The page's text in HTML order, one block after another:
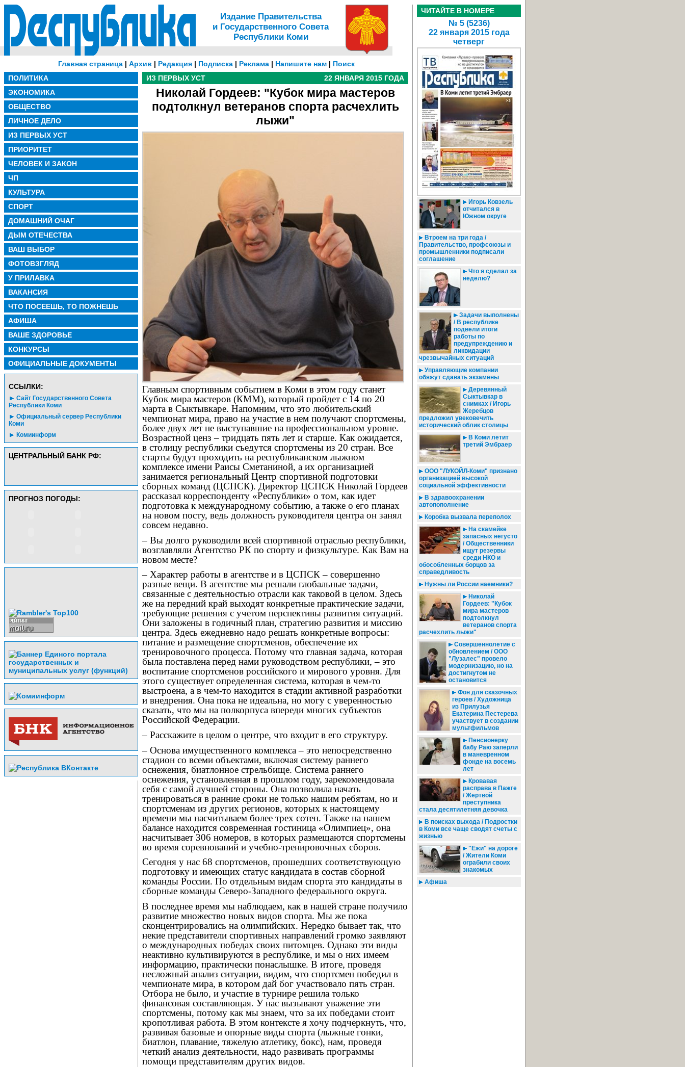
Издание Правительства
и Государственного Совета
Республики Коми
Главная страница| Архив | Редакция| Подписка| Реклама| Напишите нам| Поиск
ПОЛИТИКА
ЭКОНОМИКА
ОБЩЕСТВО
ЛИЧНОЕ ДЕЛО
ИЗ ПЕРВЫХ УСТ
ПРИОРИТЕТ
ЧЕЛОВЕК И ЗАКОН
ЧП
КУЛЬТУРА
СПОРТ
ДОМАШНИЙ ОЧАГ
ДЫМ ОТЕЧЕСТВА
ВАШ ВЫБОР
ФОТОВЗГЛЯД
У ПРИЛАВКА
ВАКАНСИЯ
ЧТО ПОСЕЕШЬ, ТО ПОЖНЕШЬ
АФИША
ВАШЕ ЗДОРОВЬЕ
КОНКУРСЫ
ОФИЦИАЛЬНЫЕ ДОКУМЕНТЫ
CСЫЛКИ:
Сайт Государственного Совета
Республики Коми
Официальный сервер Республики
Коми
Комиинформ
ЦЕНТРАЛЬНЫЙ БАНК РФ:
ПРОГНОЗ ПОГОДЫ:
ИЗ ПЕРВЫХ УСТ 22 ЯНВАРЯ 2015 ГОДА
Николай Гордеев: "Кубок мира мастеров
подтолкнул ветеранов спорта расчехлить
лыжи"
Главным спортивным событием в Коми в этом году станет
Кубок мира мастеров (КММ), который пройдет с 14 по 20
марта в Сыктывкаре. Напомним, что это любительский
чемпионат мира, право на участие в нем получают спортсмены,
более двух лет не выступавшие на профессиональном уровне.
Возрастной ценз – тридцать пять лет и старше. Как ожидается,
в столицу республики съедутся спортсмены из 20 стран. Все
старты будут проходить на республиканском лыжном
комплексе имени Раисы Сметаниной, а их организацией
занимается региональный Центр спортивной подготовки
сборных команд (ЦСПСК). Директор ЦСПСК Николай Гордеев
рассказал корреспонденту «Республики» о том, как идет
подготовка к международному событию, а также о его планах
на новом посту, ведь должность руководителя центра он занял
совсем недавно.
– Вы долго руководили всей спортивной отраслью республики,
возглавляли Агентство РК по спорту и физкультуре. Как Вам на
новом месте?
– Характер работы в агентстве и в ЦСПСК – совершенно
разные вещи. В агентстве мы решали глобальные задачи,
связанные с деятельностью отрасли как таковой в целом. Здесь
же на передний край выходят конкретные практические задачи,
требующие решения с учетом перспективы развития ситуаций.
Они заложены в годичный план, стратегию развития и миссию
центра. Здесь ежедневно надо решать конкретные вопросы:
питание и размещение спортсменов, обеспечение их
тренировочного процесса. Потому что главная задача, которая
была поставлена перед нами руководством республики, – это
воспитание спортсменов российского и мирового уровня. Для
этого существует определенная система, которая в чем-то
выстроена, а в чем-то находится в стадии активной разработки
и внедрения. Она пока не идеальна, но могу с уверенностью
сказать, что мы на полкорпуса впереди многих субъектов
Российской Федерации.
– Расскажите в целом о центре, что входит в его структуру.
– Основа имущественного комплекса – это непосредственно
стадион со всеми объектами, включая систему раннего
оснежения, биатлонное стрельбище. Система раннего
оснежения, установленная в прошлом году, зарекомендовала
себя с самой лучшей стороны. Она позволила начать
тренироваться в ранние сроки не только нашим ребятам, но и
спортсменам из других регионов, которых к настоящему
времени мы насчитываем более трех сотен. Также на нашем
балансе находится современная гостиница «Олимпиец», она
насчитывает 306 номеров, в которых размещаются спортсмены
во время соревнований и учебно-тренировочных сборов.
Сегодня у нас 68 спортсменов, прошедших соответствующую
подготовку и имеющих статус кандидата в состав сборной
команды России. По отдельным видам спорта это кандидаты в
сборные команды Северо-Западного федерального округа.
В последнее время мы наблюдаем, как в нашей стране получило
развитие множество новых видов спорта. Мы же пока
сконцентрировались на олимпийских. Нередко бывает так, что
некие представители спортивных направлений громко заявляют
о международных победах своих питомцев. Однако эти виды
неактивно культивируются в республике, и мы о них имеем
информацию, практически понаслышке. В итоге, проведя
несложный анализ ситуации, видим, что спортсмен победил в
чемпионате мира, в котором дай бог участвовало пять стран.
Отбора не было, и участие в турнире решила только
финансовая составляющая. У нас вызывают уважение эти
спортсмены, потому как мы знаем, что за их победами стоит
кропотливая работа. В этом контексте я хочу подчеркнуть, что,
развивая базовые и опорные виды спорта (лыжные гонки,
биатлон, плавание, тяжелую атлетику, бокс), нам, проведя
четкий анализ деятельности, надо развивать программы
помощи представителям других видов.
ЧИТАЙТЕ В НОМЕРЕ
№ 5 (5236)
22 января 2015 года
четверг
Игорь Ковзель
отчитался в
Южном округе
Втроем на три года /
Правительство, профсоюзы и
промышленники подписали
соглашение
Что я сделал за
неделю?
Задачи выполнены
/ В республике
подвели итоги
работы по
предупреждению и
ликвидации
чрезвычайных ситуаций
Управляющие компании
обяжут сдавать экзамены
Деревянный
Сыктывкар в
снимках / Игорь
Жеребцов
предложил увековечить
исторический облик столицы
В Коми летит
третий Эмбраер
ООО "ЛУКОЙЛ-Коми" признано
организацией высокой
социальной эффективности
В здравоохранении
автопополнение
Коробка вызвала переполох
На скамейке
запасных негусто
/ Общественники
ищут резервы
среди НКО и
обособленных борцов за
справедливость
Нужны ли России наемники?
Николай
Гордеев: "Кубок
мира мастеров
подтолкнул
ветеранов спорта
расчехлить лыжи"
Совершеннолетие с
обновлением / ООО
"Лузалес" провело
модернизацию, но на
достигнутом не
остановится
Фон для сказочных
героев / Художница
из Прилузья
Екатерина Пестерева
участвует в создании
мультфильмов
Пенсионерку
бабу Раю заперли
в маневренном
фонде на восемь
лет
Кровавая
расправа в Пажге
/ Жертвой
преступника
стала десятилетняя девочка
В поисках выхода / Подростки
в Коми все чаще сводят счеты с
жизнью
"Ежи" на дороге
/ Жители Коми
ограбили своих
знакомых
Афиша